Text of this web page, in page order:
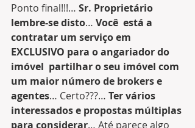
Ponto final!!!… Sr. Proprietário
lembre-se disto… Você  está a
contratar um serviço em
EXCLUSIVO para o angariador do
imóvel  partilhar o seu imóvel com
um maior número de brokers e
agentes… Certo???… Ter vários
interessados e propostas múltiplas
para considerar… Até parece algo